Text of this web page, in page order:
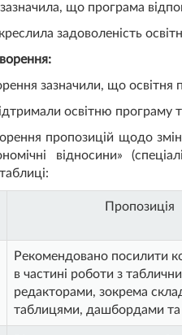
зазначила, що програма
задоволеність
зазначили, що освітня
освітню програму
пропозицій щодо
відносини»
Пропозиція
Рекомендовано посилити
в частині роботи з
редакторами, зокрема
таблицями, дашбордами та